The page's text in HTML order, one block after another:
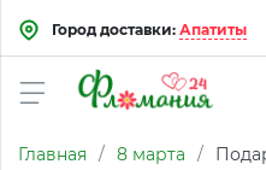
Город доставки: Апатиты
Главная / 8 марта /